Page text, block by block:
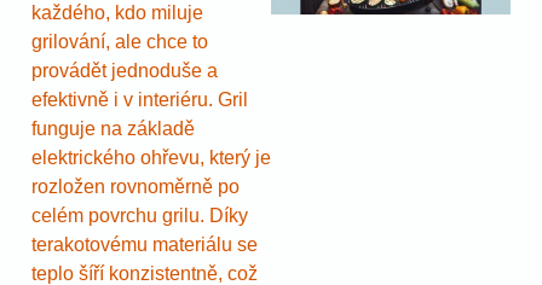
každého, kdo miluje
grilování, ale chce to
provádět jednoduše a
efektivně i v interiéru. Gril
funguje na základě
elektrického ohřevu, který je
rozložen rovnoměrně po
celém povrchu grilu. Díky
terakotovému materiálu se
teplo šíří konzistentně, což